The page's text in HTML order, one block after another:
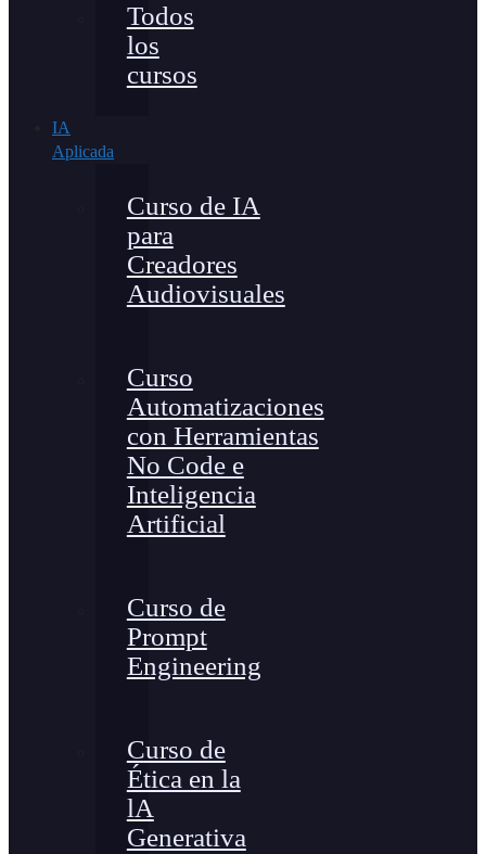
Todos
los
cursos
IA
Aplicada
Curso de IA
para
Creadores
Audiovisuales
Curso
Automatizaciones
con Herramientas
No Code e
Inteligencia
Artificial
Curso de
Prompt
Engineering
Curso de
Ética en la
lA
Generativa